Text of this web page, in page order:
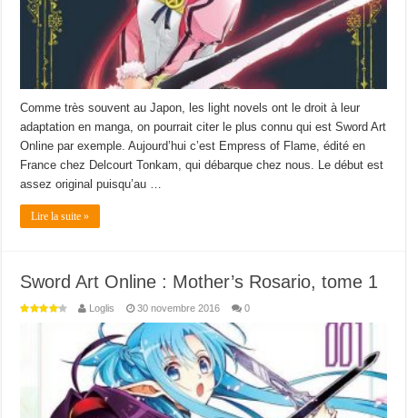
Comme très souvent au Japon, les light novels ont le droit à leur
adaptation en manga, on pourrait citer le plus connu qui est Sword Art
Online par exemple. Aujourd’hui c’est Empress of Flame, édité en
France chez Delcourt Tonkam, qui débarque chez nous. Le début est
assez original puisqu’au …
Lire la suite »
Sword Art Online : Mother’s Rosario, tome 1
Loglis 30 novembre 2016 0